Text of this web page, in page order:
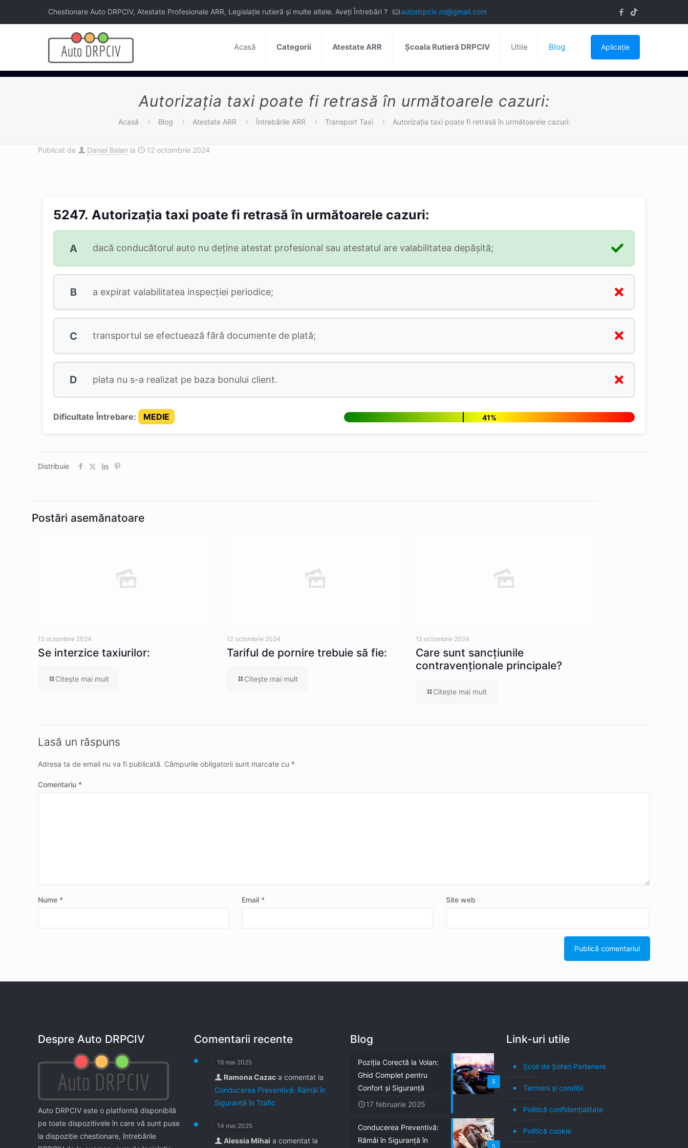
Chestionare Auto DRPCIV, Atestate Profesionale ARR, Legislație rutieră și multe altele. Aveți Întrebări ? autodrpciv.ro@gmail.com
Acasă Categorii Atestate ARR Școala Rutieră DRPCIV Utile Blog Aplicație
Autorizaţia taxi poate fi retrasă în următoarele cazuri:
Acasă Blog Atestate ARR Întrebările ARR Transport Taxi Autorizaţia taxi poate fi retrasă în următoarele cazuri:
Publicat de Daniel Balan la 12 octombrie 2024
5247. Autorizaţia taxi poate fi retrasă în următoarele cazuri:
A dacă conducătorul auto nu deţine atestat profesional sau atestatul are valabilitatea depăşită;
B a expirat valabilitatea inspecţiei periodice;
C transportul se efectuează fără documente de plată;
D plata nu s-a realizat pe baza bonului client.
Dificultate Întrebare: MEDIE 41%
Distribuie
Postări asemănatoare
12 octombrie 2024
Se interzice taxiurilor:
Citeşte mai mult
12 octombrie 2024
Tariful de pornire trebuie să fie:
Citeşte mai mult
12 octombrie 2024
Care sunt sancţiunile
contravenţionale principale?
Citeşte mai mult
Lasă un răspuns
Adresa ta de email nu va fi publicată. Câmpurile obligatorii sunt marcate cu *
Comentariu *
Nume * Email * Site web
Despre Auto DRPCIV
Auto DRPCIV este o platformă disponibilă
pe toate dispozitivele în care vă sunt puse
la dispoziţie chestionare, întrebările
Comentarii recente
19 mai 2025
Ramona Cazac a comentat la
Conducerea Preventivă: Rămâi în
Siguranță în Trafic
14 mai 2025
Alessia Mihai a comentat la
Blog
5
Poziția Corectă la Volan:
Ghid Complet pentru
Confort și Siguranță
17 februarie 2025
Conducerea Preventivă:
Rămâi în Siguranță în
Link-uri utile
Școli de Șoferi Partenere
Termeni şi condiţii
Politică confidenţialitate
Politică cookie